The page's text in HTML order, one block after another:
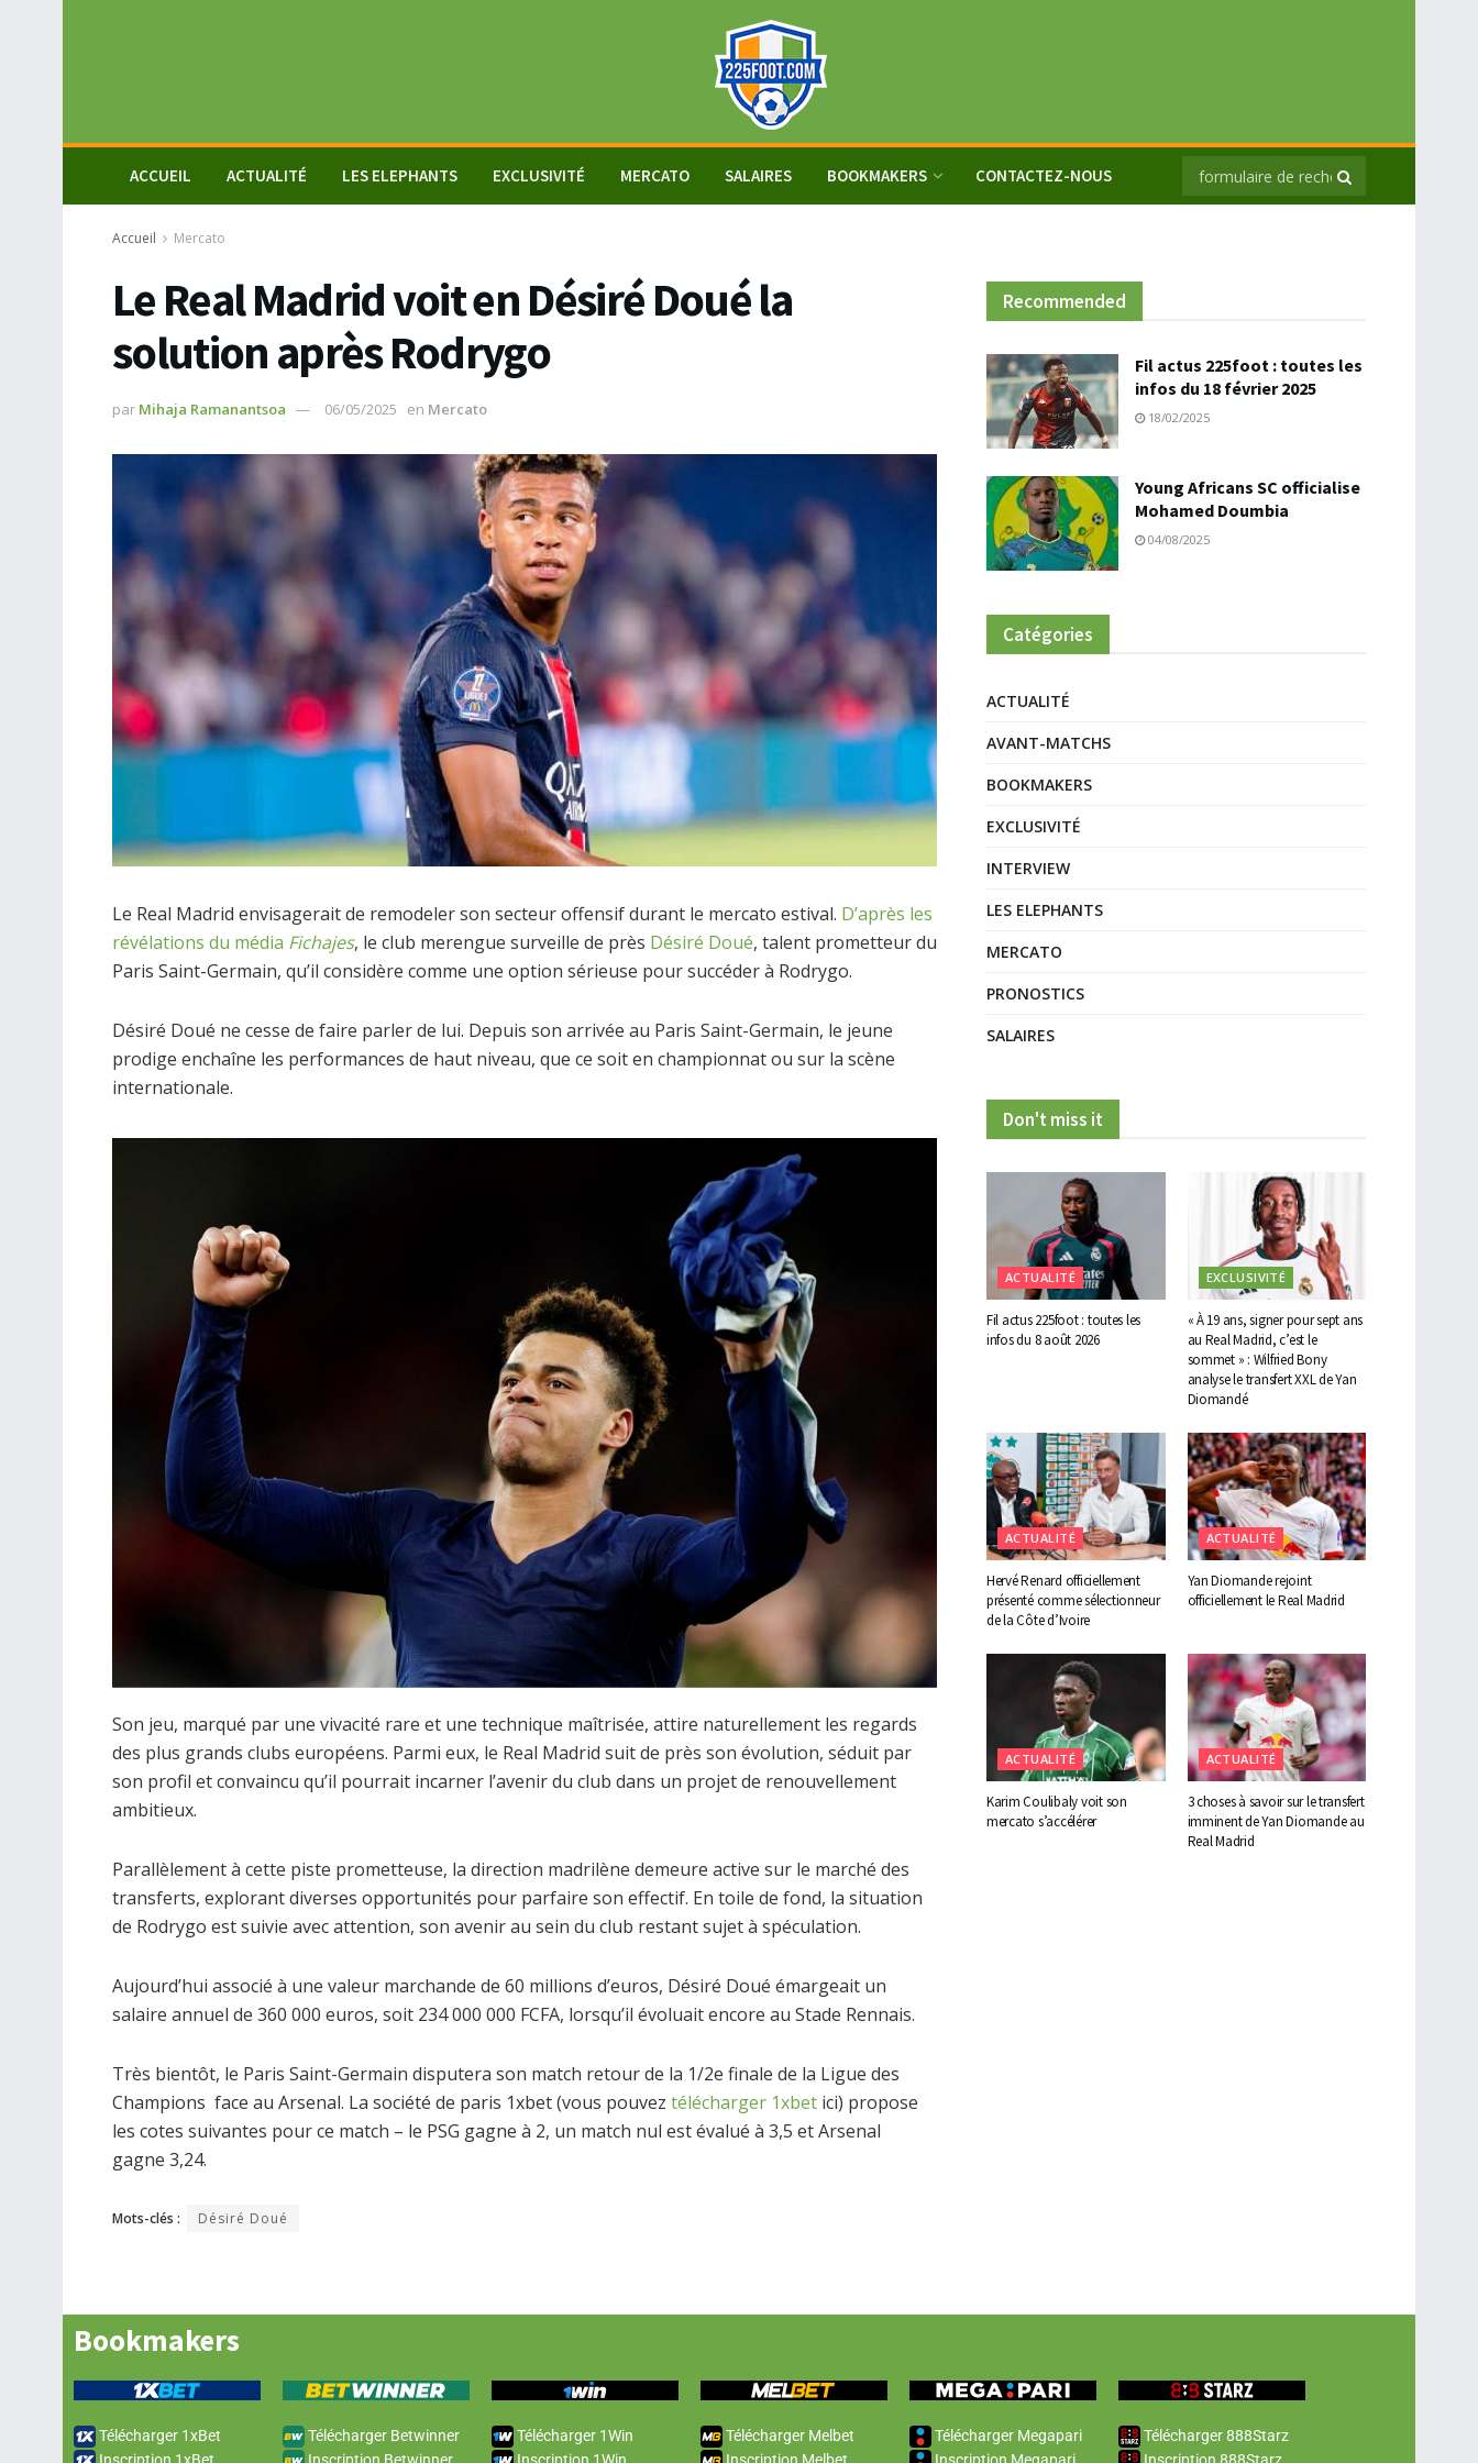
ACCUEIL ACTUALITÉ LES ELEPHANTS EXCLUSIVITÉ MERCATO SALAIRES BOOKMAKERS CONTACTEZ-NOUS
Accueil Mercato
Le Real Madrid voit en Désiré Doué la
solution après Rodrygo
par Mihaja Ramanantsoa 06/05/2025 en Mercato
Le Real Madrid envisagerait de remodeler son secteur offensif durant le mercato estival. D’après les
révélations du média Fichajes, le club merengue surveille de près Désiré Doué, talent prometteur du
Paris Saint-Germain, qu’il considère comme une option sérieuse pour succéder à Rodrygo.
Désiré Doué ne cesse de faire parler de lui. Depuis son arrivée au Paris Saint-Germain, le jeune
prodige enchaîne les performances de haut niveau, que ce soit en championnat ou sur la scène
internationale.
Son jeu, marqué par une vivacité rare et une technique maîtrisée, attire naturellement les regards
des plus grands clubs européens. Parmi eux, le Real Madrid suit de près son évolution, séduit par
son profil et convaincu qu’il pourrait incarner l’avenir du club dans un projet de renouvellement
ambitieux.
Parallèlement à cette piste prometteuse, la direction madrilène demeure active sur le marché des
transferts, explorant diverses opportunités pour parfaire son effectif. En toile de fond, la situation
de Rodrygo est suivie avec attention, son avenir au sein du club restant sujet à spéculation.
Aujourd’hui associé à une valeur marchande de 60 millions d’euros, Désiré Doué émargeait un
salaire annuel de 360 000 euros, soit 234 000 000 FCFA, lorsqu’il évoluait encore au Stade Rennais.
Très bientôt, le Paris Saint-Germain disputera son match retour de la 1/2e finale de la Ligue des
Champions face au Arsenal. La société de paris 1xbet (vous pouvez télécharger 1xbet ici) propose
les cotes suivantes pour ce match – le PSG gagne à 2, un match nul est évalué à 3,5 et Arsenal
gagne 3,24.
Mots-clés : Désiré Doué
Recommended
Fil actus 225foot : toutes les
infos du 18 février 2025
18/02/2025
Young Africans SC officialise
Mohamed Doumbia
04/08/2025
Catégories
ACTUALITÉ
AVANT-MATCHS
BOOKMAKERS
EXCLUSIVITÉ
INTERVIEW
LES ELEPHANTS
MERCATO
PRONOSTICS
SALAIRES
Don't miss it
ACTUALITÉ
Fil actus 225foot : toutes les
infos du 8 août 2026
EXCLUSIVITÉ
« À 19 ans, signer pour sept ans
au Real Madrid, c’est le
sommet » : Wilfried Bony
analyse le transfert XXL de Yan
Diomandé
ACTUALITÉ
Hervé Renard officiellement
présenté comme sélectionneur
de la Côte d’Ivoire
ACTUALITÉ
Yan Diomande rejoint
officiellement le Real Madrid
ACTUALITÉ
Karim Coulibaly voit son
mercato s’accélérer
ACTUALITÉ
3 choses à savoir sur le transfert
imminent de Yan Diomande au
Real Madrid
Bookmakers
Télécharger 1xBet
Télécharger Betwinner
Télécharger 1Win
Télécharger Melbet
Télécharger Megapari
Télécharger 888Starz